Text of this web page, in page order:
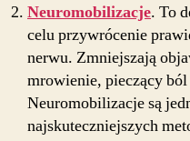
Neuromobilizacje. To
celu przywrócenie
nerwu. Zmniejszają
mrowienie, pieczący
Neuromobilizacje są
najskuteczniejszych